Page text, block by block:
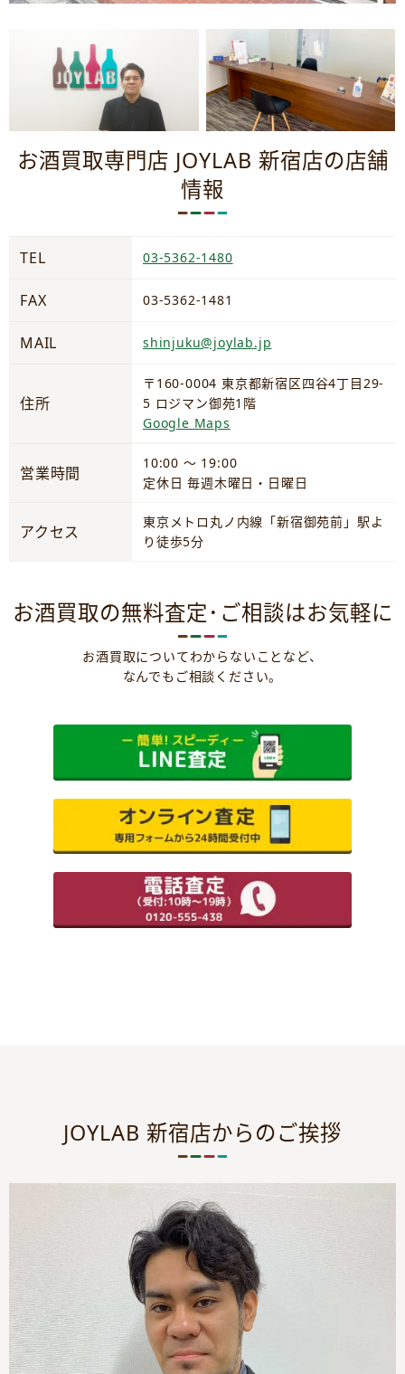
お酒買取専門店 JOYLAB 新宿店の店舗
情報
TEL 03-5362-1480
FAX 03-5362-1481
MAIL shinjuku@joylab.jp
住所
〒160-0004 東京都新宿区四谷4丁目29-
5 ロジマン御苑1階
Google Maps
営業時間
10:00 ～ 19:00
定休日 毎週木曜日・日曜日
アクセス
東京メトロ丸ノ内線「新宿御苑前」駅よ
り徒歩5分
お酒買取の無料査定･ご相談はお気軽に
お酒買取についてわからないことなど、
なんでもご相談ください。
JOYLAB 新宿店からのご挨拶